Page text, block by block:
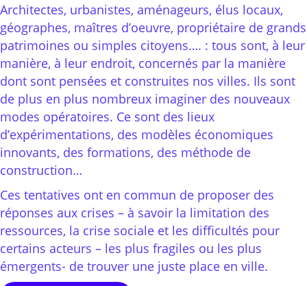
Architectes, urbanistes, aménageurs, élus locaux,
géographes, maîtres d’oeuvre, propriétaire de grands
patrimoines ou simples citoyens…. : tous sont, à leur
manière, à leur endroit, concernés par la manière
dont sont pensées et construites nos villes. Ils sont
de plus en plus nombreux imaginer des nouveaux
modes opératoires. Ce sont des lieux
d’expérimentations, des modèles économiques
innovants, des formations, des méthode de
construction…
Ces tentatives ont en commun de proposer des
réponses aux crises – à savoir la limitation des
ressources, la crise sociale et les difficultés pour
certains acteurs – les plus fragiles ou les plus
émergents- de trouver une juste place en ville.